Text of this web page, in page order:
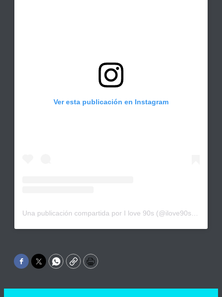
Ver esta publicación en Instagram
Facebook
TwitterWhatsApp
CopyPrint